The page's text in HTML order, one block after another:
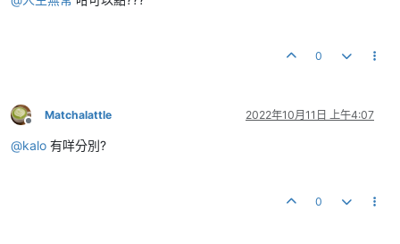
0
離線
Matchalattle 2022年10月11日 上午4:07
@kalo 有咩分別?
0